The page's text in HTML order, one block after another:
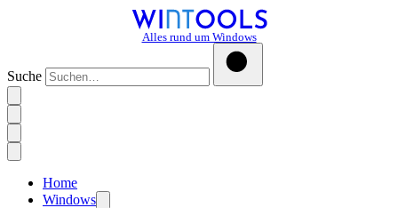
Alles rund um Windows
Suche
Home
Windows